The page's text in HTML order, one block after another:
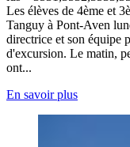
Les élèves de 4ème et
Tanguy à Pont-Aven
directrice et son équipe
d'excursion. Le matin,
ont...
En savoir plus